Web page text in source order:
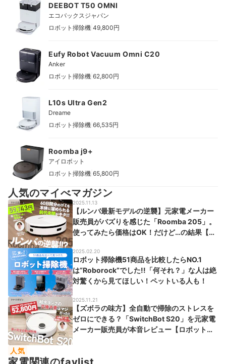
DEEBOT T50 OMNI
エコバックスジャパン
ロボット掃除機 49,800円
Eufy Robot Vacuum Omni C20
Anker
ロボット掃除機 62,800円
L10s Ultra Gen2
Dreame
ロボット掃除機 66,535円
Roomba j9+
アイロボット
ロボット掃除機 65,800円
人気のマイべマガジン
2025.11.13
【ルンバ最新モデルの逆襲】元家電メーカー
販売員がバズりを感じた「Roomba 205」。
使ってみたら価格はOK！だけど…の結果【ロ
2025.02.20
ロボット掃除機51商品を比較したらNO.1
は“Roborock”でした!!「何それ？」な人は絶
対驚くから見てほしい！ペットいる人も！
2025.11.21
【ズボラの味方】全自動で掃除のストレスを
ゼロにできる？「SwitchBot S20」を元家電
メーカー販売員が本音レビュー【ロボット掃
人気